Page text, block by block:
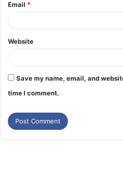
Email *
Website
Save my name, email, and
time I comment.